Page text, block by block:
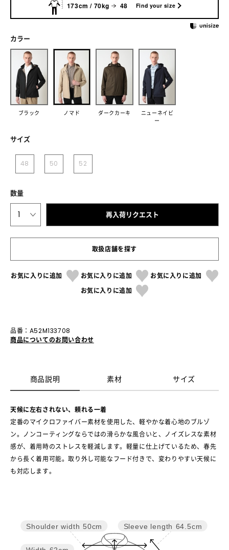
173cm / 70kg 48 Find your size
カラー
ブラック ノマド ダークカーキ
ニューネイビ
ー
サイズ
48 50 52
数量
1 再入荷リクエスト
取扱店舗を探す
お気に入りに追加 お気に入りに追加
お気に入りに追加
お気に入りに追加
品番：A52M133708
商品についてのお問い合わせ
商品説明 素材 サイズ
天候に左右されない、頼れる一着
定番のマイクロファイバー素材を使用した、軽やかな着心地のブルゾ
ン。ノンコーティングならではの滑らかな風合いと、ノイズレスな素材
感が、着用時のストレスを軽減します。軽量に仕上げているため、春先
から長く着用可能。取り外し可能なフード付きで、変わりやすい天候に
も対応します。
Sleeve length 64.5cm
Shoulder width 50cm